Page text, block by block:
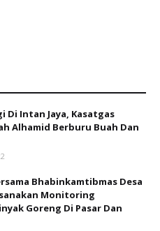
Di Intan Jaya, Kasatgas
Alhamid Berburu Buah Dan
Bhabinkamtibmas Desa
Monitoring
Goreng Di Pasar Dan